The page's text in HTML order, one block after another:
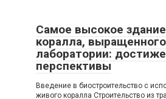
Самое высокое
коралла,
лаборатории:
перспективы
Введение в биостроительство с
живого коралла Строительство из